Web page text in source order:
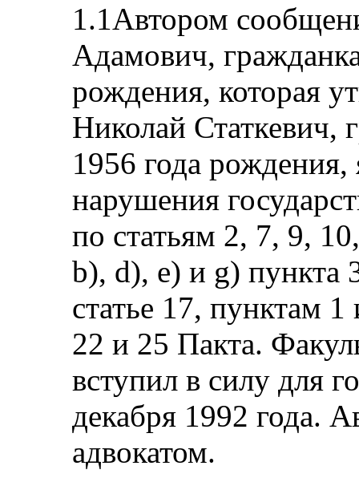
1.1Автором
Адамович,
рождения, которая
Николай Статкевич,
1956 года рождения,
нарушения
по статьям 2, 7, 9,
b), d), e) и g) пункта
статье 17, пунктам
22 и 25 Пакта.
вступил в силу для
декабря 1992 года.
адвокатом.